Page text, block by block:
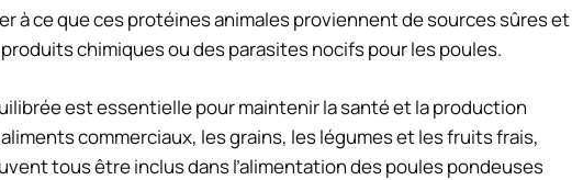
à ce que ces protéines animales proviennent de sources sûres et
chimiques ou des parasites nocifs pour les poules.
est essentielle pour maintenir la santé et la production
commerciaux, les grains, les légumes et les fruits frais,
tous être inclus dans l’alimentation des poules pondeuses